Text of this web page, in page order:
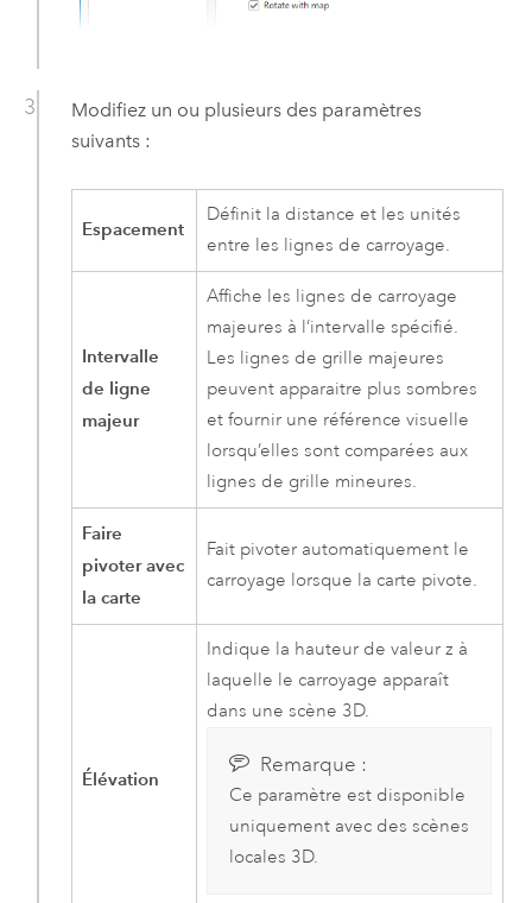
Modifiez un ou plusieurs des paramètres
suivants :
Espacement
Définit la distance et les unités
entre les lignes de carroyage.
Intervalle
de ligne
majeur
Affiche les lignes de carroyage
majeures à l’intervalle spécifié.
Les lignes de grille majeures
peuvent apparaitre plus sombres
et fournir une référence visuelle
lorsqu’elles sont comparées aux
lignes de grille mineures.
Faire
pivoter avec
la carte
Fait pivoter automatiquement le
carroyage lorsque la carte pivote.
Élévation
Indique la hauteur de valeur z à
laquelle le carroyage apparaît
dans une scène 3D.
Remarque :
Ce paramètre est disponible
uniquement avec des scènes
locales 3D.